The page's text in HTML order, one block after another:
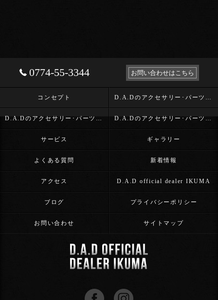
0774-55-3344 お問い合わせはこちら
コンセプト D.A.Dのアクセサリー･パーツ･D.A.D OFFICIAL DEALER IKUMAの口コミ情報
D.A.Dのアクセサリー･パーツ･D.A.D OFFICIAL DEALER IKUMAの評判 D.A.Dのアクセサリー･パーツ･D.A.D OFFICIAL DEALER IKUMAのお客様の声
サービス ギャラリー
よくある質問 新着情報
アクセス D.A.D official dealer IKUMA
ブログ プライバシーポリシー
お問い合わせ サイトマップ